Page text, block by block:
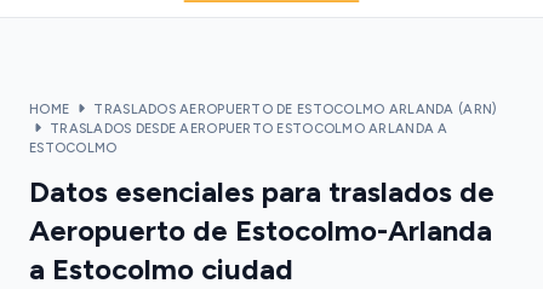
HOME
TRASLADOS AEROPUERTO DE ESTOCOLMO ARLANDA (ARN)
TRASLADOS DESDE AEROPUERTO ESTOCOLMO ARLANDA A
ESTOCOLMO
Datos esenciales para traslados de
Aeropuerto de Estocolmo-Arlanda
a Estocolmo ciudad